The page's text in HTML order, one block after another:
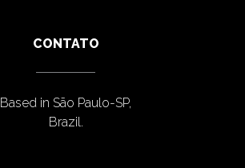
CONTATO
Based in São Paulo-SP,
Brazil.